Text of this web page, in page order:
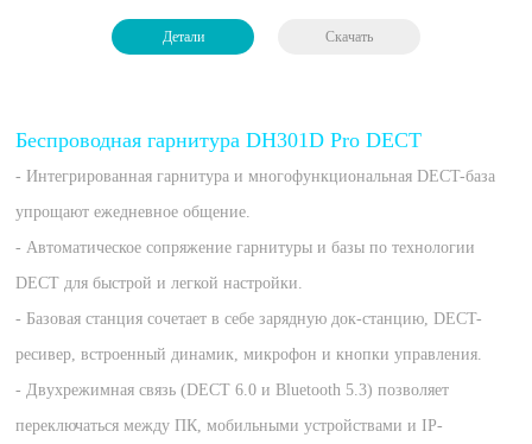
Детали Скачать
Беспроводная гарнитура DH301D Pro DECT
- Интегрированная гарнитура и многофункциональная DECT-база
упрощают ежедневное общение.
- Автоматическое сопряжение гарнитуры и базы по технологии
DECT для быстрой и легкой настройки.
- Базовая станция сочетает в себе зарядную док-станцию, DECT-
ресивер, встроенный динамик, микрофон и кнопки управления.
- Двухрежимная связь (DECT 6.0 и Bluetooth 5.3) позволяет
переключаться между ПК, мобильными устройствами и IP-